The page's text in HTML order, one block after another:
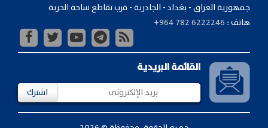
جمهورية العراق - بغداد - الجادرية - قرب تقاطع ساحة الحرية
هاتف : +964 782 6222246
القائمة البريدية
اشترك